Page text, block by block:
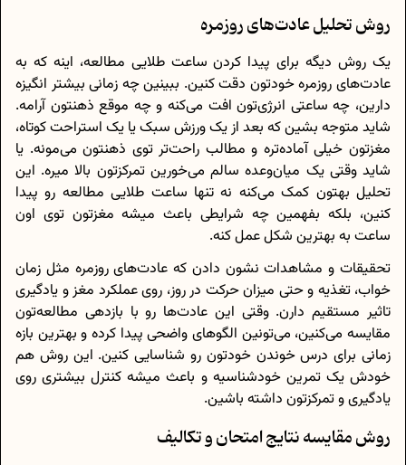
روش تحلیل عادت‌های روزمره
یک روش دیگه برای پیدا کردن ساعت طلایی مطالعه، اینه که به
عادت‌های روزمره خودتون دقت کنین. ببینین چه زمانی بیشتر انگیزه
دارین، چه ساعتی انرژی‌تون افت می‌کنه و چه موقع ذهنتون آرامه.
شاید متوجه بشین که بعد از یک ورزش سبک یا یک استراحت کوتاه،
مغزتون خیلی آماده‌تره و مطالب راحت‌تر توی ذهنتون می‌مونه. یا
شاید وقتی یک میان‌وعده سالم می‌خورین تمرکزتون بالا میره. این
تحلیل بهتون کمک می‌کنه نه تنها ساعت طلایی مطالعه رو پیدا
کنین، بلکه بفهمین چه شرایطی باعث میشه مغزتون توی اون
ساعت به بهترین شکل عمل کنه.
تحقیقات و مشاهدات نشون دادن که عادت‌های روزمره مثل زمان
خواب، تغذیه و حتی میزان حرکت در روز، روی عملکرد مغز و یادگیری
تاثیر مستقیم دارن. وقتی این عادت‌ها رو با بازدهی مطالعه‌تون
مقایسه می‌کنین، می‌تونین الگوهای واضحی پیدا کرده و بهترین بازه
زمانی برای درس خوندن خودتون رو شناسایی کنین. این روش هم
خودش یک تمرین خودشناسیه و باعث میشه کنترل بیشتری روی
یادگیری و تمرکزتون داشته باشین.
روش مقایسه نتایج امتحان و تکالیف